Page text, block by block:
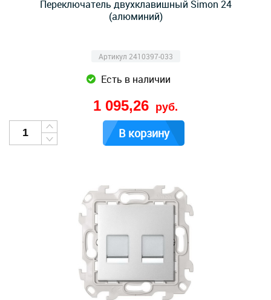
Переключатель двухклавишный Simon 24
(алюминий)
Артикул 2410397-033
Есть в наличии
1 095,26 руб.
В корзину